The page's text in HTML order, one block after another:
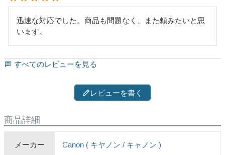
迅速な対応でした。商品も問題なく、また頼みたいと思
います。
すべてのレビューを見る
レビューを書く
商品詳細
メーカー Canon ( キヤノン / キャノン )